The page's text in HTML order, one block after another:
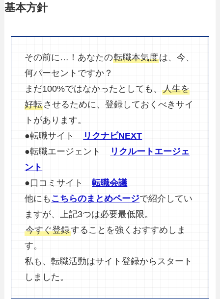
基本方針
その前に…！あなたの転職本気度は、今、
何パーセントですか？
まだ100%ではなかったとしても、人生を
好転させるために、登録しておくべきサイ
トがあります。
●転職サイト
リクナビNEXT
●転職エージェント
リクルートエージェ
ント
●口コミサイト転職会議
他にも こちらのまとめページで紹介してい
ますが、上記3つは必要最低限。
今すぐ登録することを強くおすすめしま
す。
私も、転職活動はサイト登録からスタート
しました。